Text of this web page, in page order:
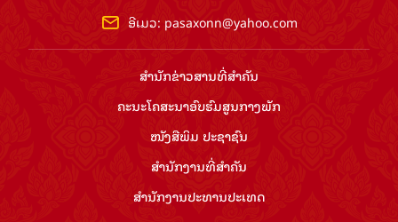
ອີເມວ: pasaxonn@yahoo.com
ສຳ​ນັກ​ຂ່າວ​ສານ​ທີ່​ສຳ​ຄັນ​
ຄະນະໂຄສະນາອົບຮົມ​ສູນ​ກາງ​ພັກ
ໜັງສືພິມ ປະ​ຊາ​ຊົນ
ສຳ​ນັກ​ງານ​ທີ່​ສຳ​ຄັນ
ສຳ​ນັກ​ງານ​ປະ​ທານ​ປະ​ເທດ